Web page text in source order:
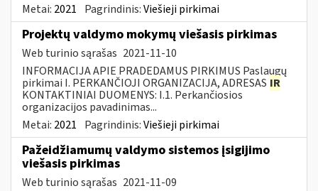
Metai: 2021 Pagrindinis:Viešieji pirkimai
Projektų valdymo mokymų viešasis pirkimas
Web turinio sąrašas 2021-11-10
INFORMACIJA APIE PRADEDAMUS PIRKIMUS Paslaugų
pirkimai I. PERKANČIOJI ORGANIZACIJA, ADRESAS IR
KONTAKTINIAI DUOMENYS: I.1. Perkančiosios
organizacijos pavadinimas...
Metai: 2021 Pagrindinis:Viešieji pirkimai
Pažeidžiamumų valdymo sistemos įsigijimo
viešasis pirkimas
Web turinio sąrašas 2021-11-09